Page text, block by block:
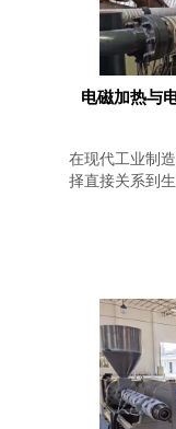
电磁加热与
在现代工业制
择直接关系到